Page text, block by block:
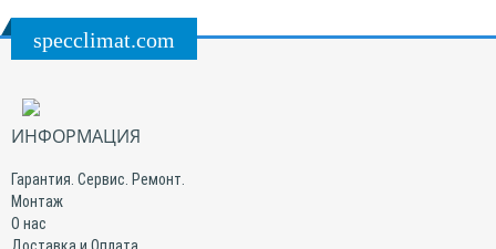
specclimat.com
ИНФОРМАЦИЯ
Гарантия. Сервис. Ремонт.
Монтаж
О нас